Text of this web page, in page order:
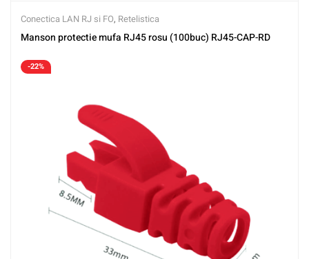
Conectica LAN RJ si FO, Retelistica
Manson protectie mufa RJ45 rosu (100buc) RJ45-CAP-RD
-22%